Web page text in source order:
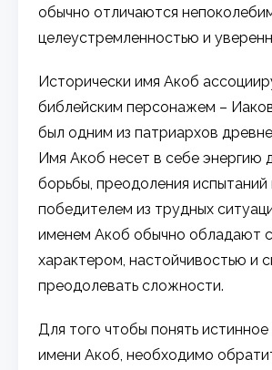
обычно отличаются
целеустремленностью и
Исторически имя Акоб
библейским персонажем –
был одним из патриархов
Имя Акоб несет в себе энергию
борьбы, преодоления испытаний
победителем из трудных
именем Акоб обычно обладают
характером, настойчивостью и
преодолевать сложности.
Для того чтобы понять истинное
имени Акоб, необходимо